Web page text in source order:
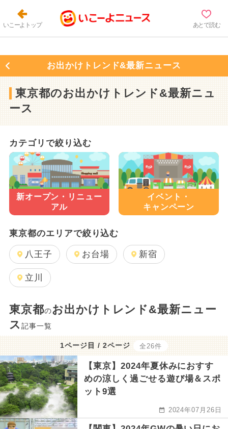
いこーよトップ あとで読む
お出かけトレンド&最新ニュース
東京都のお出かけトレンド&最新ニュ
ース
カテゴリで絞り込む
新オープン・ リニュー
アル
イベント・
キャンペーン
東京都のエリアで絞り込む
八王子 お台場 新宿
立川
東京都のお出かけトレンド&最新ニュー
ス 記事一覧
1ページ目 / 2ページ 全26件
【東京】2024年夏休みにおすす
めの涼しく過ごせる遊び場＆スポ
ット9選
2024年07月26日